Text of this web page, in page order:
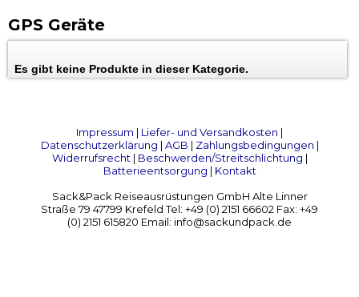
GPS Geräte
Es gibt keine Produkte in dieser Kategorie.
Impressum | Liefer- und Versandkosten |
Datenschutzerklärung | AGB | Zahlungsbedingungen |
Widerrufsrecht| Beschwerden/Streitschlichtung |
Batterieentsorgung | Kontakt
Sack&Pack Reiseausrüstungen GmbH Alte Linner
Straße 79 47799 Krefeld Tel: +49 (0) 2151 66602 Fax: +49
(0) 2151 615820 Email: info@sackundpack.de